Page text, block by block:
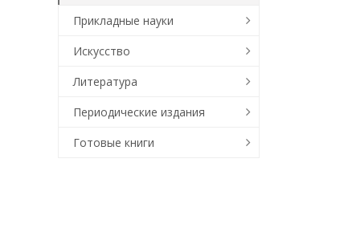
Прикладные науки
Искусство
Литература
Периодические издания
Готовые книги